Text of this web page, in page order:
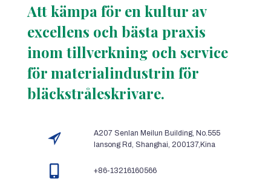
Att kämpa för en kultur av
excellens och bästa praxis
inom tillverkning och service
för materialindustrin för
bläckstråleskrivare.
A207 Senlan Meilun Building, No.555
lansong Rd, Shanghai, 200137,Kina
+86-13216160566